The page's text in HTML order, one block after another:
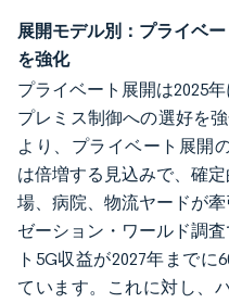
展開モデル別：プライベ
を強化
プライベート展開は2025
プレミス制御への選好を
より、プライベート展開
は倍増する見込みで、確
場、病院、物流ヤードが
ゼーション・ワールド調
ト5G収益が2027年まで
ています。これに対し、